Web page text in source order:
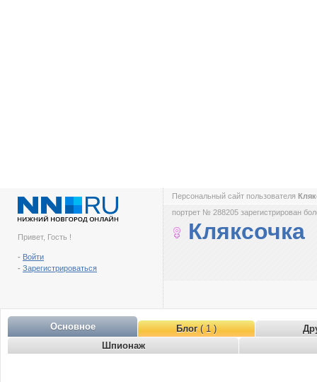
Привет, Гость !
- Войти
- Зарегистрироваться
Персональный сайт пользователя
портрет № 288205 зарегистрирован
Кляксочка
Основное Блог( 1 )
Шпионаж